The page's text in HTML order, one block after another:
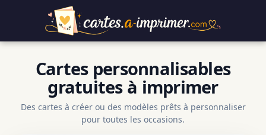
Cartes personnalisables
gratuites à imprimer
Des cartes à créer ou des modèles prêts à personnaliser
pour toutes les occasions.